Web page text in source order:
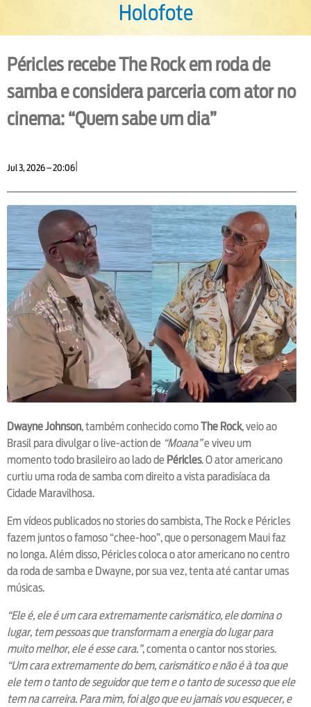
Holofote
Péricles recebe The Rock em roda de
samba e considera parceria com ator no
cinema: “Quem sabe um dia”
Jul 3, 2026 – 20:06
Dwayne Johnson, também conhecido comoThe Rock, veio ao
Brasil para divulgar o live-action de “Moana”e viveu um
momento todo brasileiro ao lado de Péricles. O ator americano
curtiu uma roda de samba com direito a vista paradisíaca da
Cidade Maravilhosa.
Em vídeos publicados no stories do sambista, The Rock e Péricles
fazem juntos o famoso “chee-hoo”, que o personagem Maui faz
no longa. Além disso, Péricles coloca o ator americano no centro
da roda de samba e Dwayne, por sua vez, tenta até cantar umas
músicas.
“Ele é, ele é um cara extremamente carismático, ele domina o
lugar, tem pessoas que transformam a energia do lugar para
muito melhor, ele é esse cara.”, comenta o cantor nos stories.
“Um cara extremamente do bem, carismático e não é à toa que
ele tem o tanto de seguidor que tem e o tanto de sucesso que ele
tem na carreira. Para mim, foi algo que eu jamais vou esquecer, e